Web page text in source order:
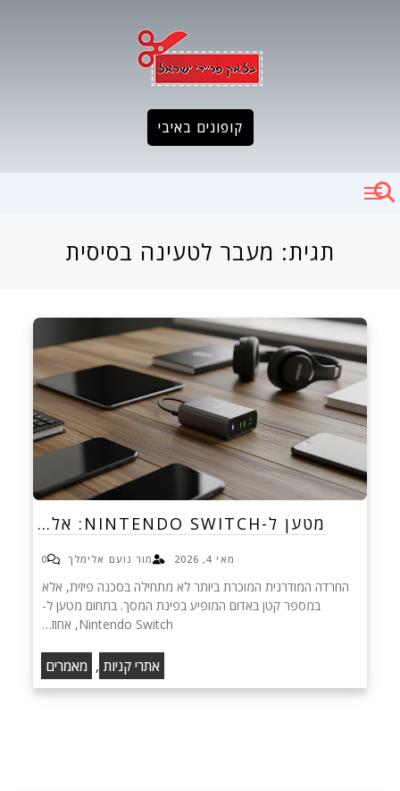
קופונים באיבי
תגית: מעבר לטעינה בסיסית
מטען ל-NINTENDO SWITCH: אל…
מאי 4, 2026 מור נועם אלימלך 0
החרדה המודרנית המוכרת ביותר לא מתחילה בסכנה פיזית, אלא
במספר קטן באדום המופיע בפינת המסך. בתחום מטען ל-
Nintendo Switch, אחוז…
אתרי קניות , מאמרים